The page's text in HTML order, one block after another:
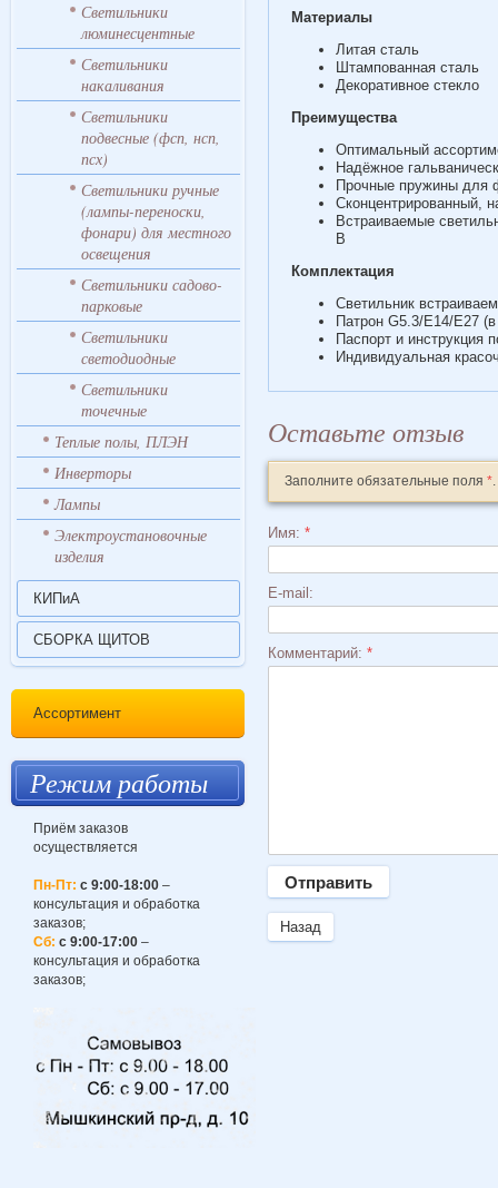
Светильники
люминесцентные
Светильники
накаливания
Светильники
подвесные (фсп, нсп,
псх)
Светильники ручные
(лампы-переноски,
фонари) для местного
освещения
Светильники садово-
парковые
Светильники
светодиодные
Светильники
точечные
Теплые полы, ПЛЭН
Инверторы
Лампы
Электроустановочные
изделия
КИПиА
СБОРКА ЩИТОВ
Ассортимент
Режим работы
Приём заказов
осуществляется
Пн-Пт: с 9:00-18:00–
консультация и обработка
заказов;
Сб: с 9:00-17:00–
консультация и обработка
заказов;
Материалы
Литая сталь
Штампованная сталь
Декоративное стекло
Преимущества
Оптимальный
Надёжное
Прочные пружины для
Сконцентрированный,
Встраиваемые
В
Комплектация
Светильник
Патрон G5.3/E14/E27
Паспорт и инструкция
Индивидуальная
Оставьте отзыв
Заполните обязательные поля *.
Имя: *
E-mail:
Комментарий: *
Назад